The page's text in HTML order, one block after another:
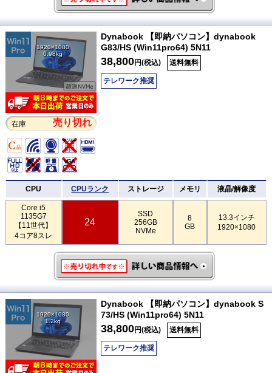
1920×1080
0.98kg
在庫 売り切れ
Dynabook 【即納パソコン】dynabook
G83/HS (Win11pro64) 5N11
38,800円(税込) 送料無料
テレワーク推奨
CPU CPUランク ストレージ メモリ 液晶/解像度
Core i5
1135G7
【11世代】
4コア8スレ
24
SSD
256GB
NVMe
8
GB
13.3インチ
1920×1080
1920×1080
1.2kg
Dynabook 【即納パソコン】dynabook S
73/HS (Win11pro64) 5N11
38,800円(税込) 送料無料
テレワーク推奨